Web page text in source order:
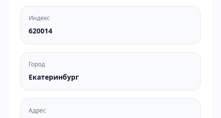
Индекс
620014
Город
Екатеринбург
Адрес